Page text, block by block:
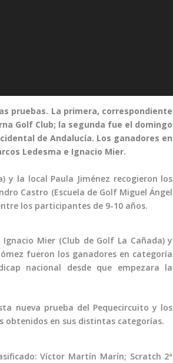
pruebas. La primera, correspondiente
Golf Club; la segunda fue el domingo
de Andalucía. Los ganadores en
Ledesma e Ignacio Mier.
y la local Paula Jiménez recogieron los
Castro (Escuela de Golf Miguel Ángel
los participantes de 9-10 años.
Mier (Club de Golf La Cañada) y
fueron los ganadores en categoría
nacional desde que empezara la
nueva prueba del Pequecircuito y los
obtenidos en sus distintas categorías.
Víctor Martín Marín; Scratch 2ª